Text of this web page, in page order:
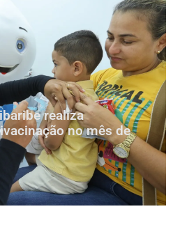
realiza
no mês de